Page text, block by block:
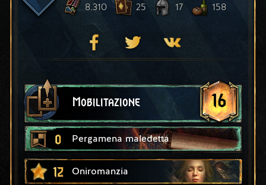
8.310 25 17 158
Mobilitazione 16
0 Pergamena maledetta
12 Oniromanzia